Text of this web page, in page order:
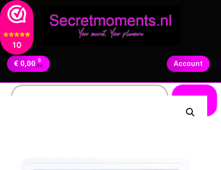
10
€ 0,00 0 Account